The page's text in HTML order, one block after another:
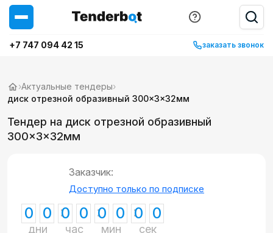
+7 747 094 42 15 заказать звонок
›Актуальные тендеры›
диск отрезной образивный 300×3×32мм
Тендер на диск отрезной образивный
300×3×32мм
Заказчик:
Доступно только по подписке
0 0
дни
0 0
час
0 0
мин
0 0
сек